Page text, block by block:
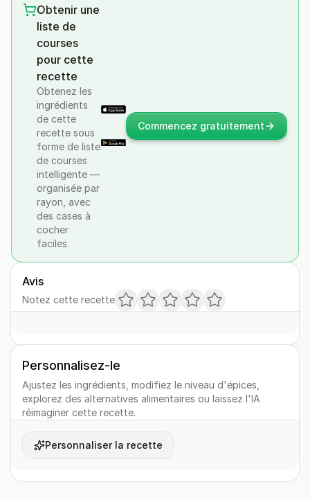
Obtenir une
liste de
courses
pour cette
recette
Obtenez les
ingrédients
de cette
recette sous
forme de liste
de courses
intelligente —
organisée par
rayon, avec
des cases à
cocher
faciles.
Commencez gratuitement
Avis
Notez cette recette
Personnalisez-le
Ajustez les ingrédients, modifiez le niveau d'épices,
explorez des alternatives alimentaires ou laissez l'IA
réimaginer cette recette.
Personnaliser la recette